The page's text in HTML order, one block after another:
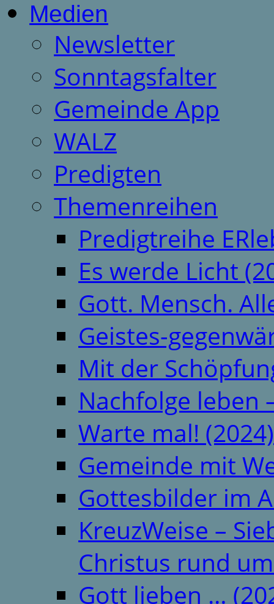
Medien
Newsletter
Sonntagsfalter
Gemeinde App
WALZ
Predigten
Themenreihen
Predigtreihe
Es werde Licht
Gott. Mensch.
Geistes-
Mit der
Nachfolge leben
Warte mal! (2024)
Gemeinde mit
Gottesbilder im
KreuzWeise –
Christus rund
Gott lieben …